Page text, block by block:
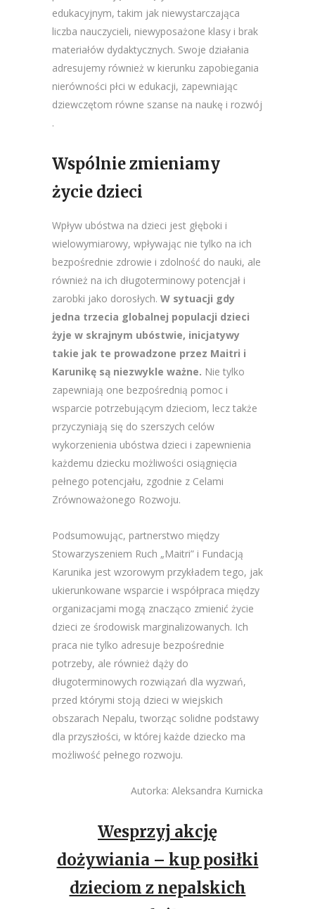
edukacyjnym, takim jak niewystarczająca
liczba nauczycieli, niewyposażone klasy i brak
materiałów dydaktycznych​​. Swoje działania
adresujemy również w kierunku zapobiegania
nierówności płci w edukacji, zapewniając
dziewczętom równe szanse na naukę i rozwój​​
.
Wspólnie zmieniamy
życie dzieci
Wpływ ubóstwa na dzieci jest głęboki i
wielowymiarowy, wpływając nie tylko na ich
bezpośrednie zdrowie i zdolność do nauki, ale
również na ich długoterminowy potencjał i
zarobki jako dorosłych. W sytuacji gdy
jedna trzecia globalnej populacji dzieci
żyje w skrajnym ubóstwie, inicjatywy
takie jak te prowadzone przez Maitri i
Karunikę są niezwykle ważne​​. Nie tylko
zapewniają one bezpośrednią pomoc i
wsparcie potrzebującym dzieciom, lecz także
przyczyniają się do szerszych celów
wykorzenienia ubóstwa dzieci i zapewnienia
każdemu dziecku możliwości osiągnięcia
pełnego potencjału, zgodnie z Celami
Zrównoważonego Rozwoju​​.
Podsumowując, partnerstwo między
Stowarzyszeniem Ruch „Maitri” i Fundacją
Karunika jest wzorowym przykładem tego, jak
ukierunkowane wsparcie i współpraca między
organizacjami mogą znacząco zmienić życie
dzieci ze środowisk marginalizowanych. Ich
praca nie tylko adresuje bezpośrednie
potrzeby, ale również dąży do
długoterminowych rozwiązań dla wyzwań,
przed którymi stoją dzieci w wiejskich
obszarach Nepalu, tworząc solidne podstawy
dla przyszłości, w której każde dziecko ma
możliwość pełnego rozwoju.
Autorka: Aleksandra Kurnicka
Wesprzyj akcję
dożywiania – kup posiłki
dzieciom z nepalskich